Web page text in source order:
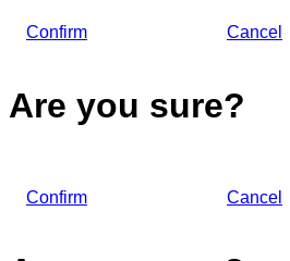
Confirm Cancel
Are you sure?
Confirm Cancel